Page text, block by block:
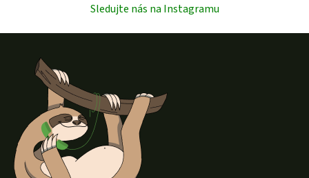
Sledujte nás na Instagramu